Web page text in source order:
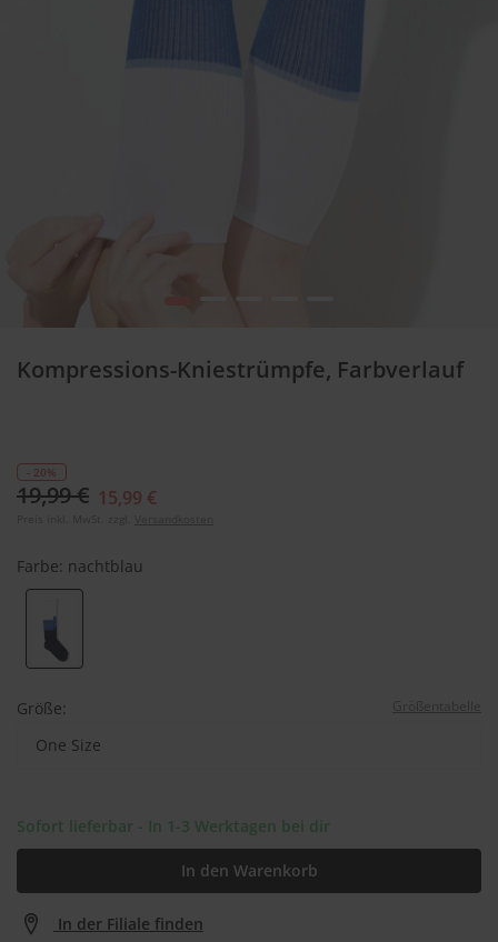
Kompressions-Kniestrümpfe, Farbverlauf
- 20%
19,99 € 15,99 €
Farbe: nachtblau
Größe:
One Size
Sofort lieferbar - In 1-3 Werktagen bei dir
In den Warenkorb
In der Filiale finden